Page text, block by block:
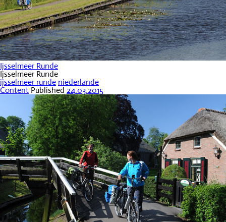
Ijsselmeer Runde
Ijsselmeer Runde
ijsselmeer runde niederlande
Content Published 24.03.2015